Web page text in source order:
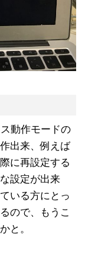
動作モードの
出来、例えば
に再設定する
設定が出来
いる方にとっ
ので、もうこ
と。